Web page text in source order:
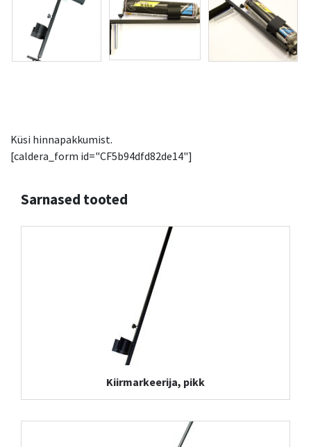
Küsi hinnapakkumist.
[caldera_form id="CF5b94dfd82de14"]
Sarnased tooted
Kiirmarkeerija, pikk